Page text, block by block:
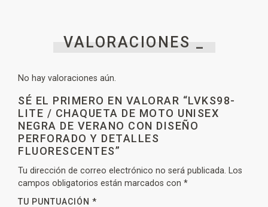
VALORACIONES _
No hay valoraciones aún.
SÉ EL PRIMERO EN VALORAR “LVKS98-
LITE / CHAQUETA DE MOTO UNISEX
NEGRA DE VERANO CON DISEÑO
PERFORADO Y DETALLES
FLUORESCENTES”
Tu dirección de correo electrónico no será publicada. Los
campos obligatorios están marcados con *
TU PUNTUACIÓN *